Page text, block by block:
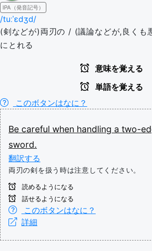
IPA（発音記号）
/tuːˈɛdʒd/
(剣などが)両刃の / (議論などが,良くも
にとれる
意味を覚える
単語を覚える
このボタンはなに？
Be careful when handling a two-
sword.
翻訳する
両刃の剣を扱う時は注意してください。
読めるようになる
話せるようになる
このボタンはなに？
詳細